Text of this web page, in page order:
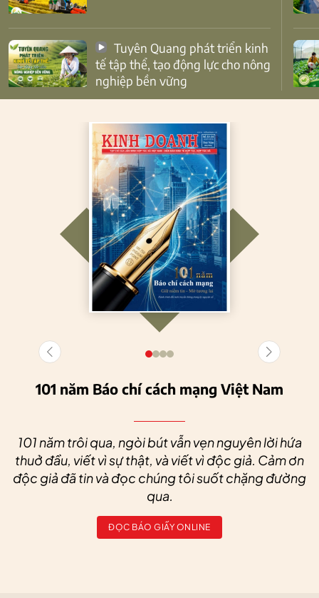
tế tập thể, tạo động lực cho nông
nghiệp bền vững
101 năm Báo chí cách mạng Việt Nam
101 năm trôi qua, ngòi bút vẫn vẹn nguyên lời hứa
thuở đầu, viết vì sự thật, và viết vì độc giả. Cảm ơn
độc giả đã tin và đọc chúng tôi suốt chặng đường
qua.
ĐỌC BÁO GIẤY ONLINE